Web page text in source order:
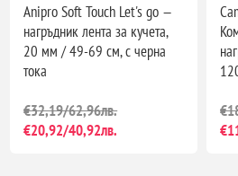
Anipro Soft Touch Let's go —
нагръдник лента за кучета,
20 мм / 49-69 см, с черна
тока
€32,19/62,96лв.
€20,92/40,92лв.